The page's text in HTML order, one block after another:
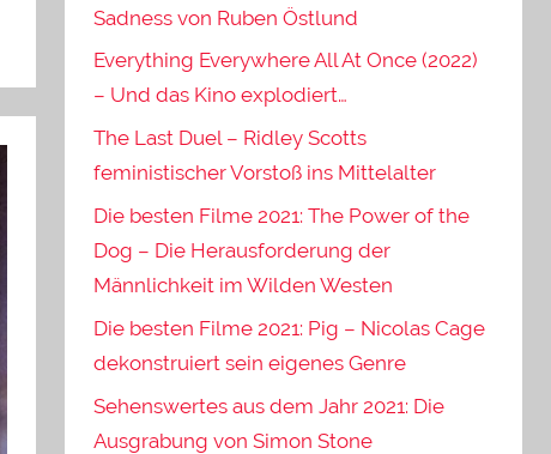
Sadness von Ruben Östlund
Everything Everywhere All At Once (2022)
– Und das Kino explodiert…
The Last Duel – Ridley Scotts
feministischer Vorstoß ins Mittelalter
Die besten Filme 2021: The Power of the
Dog – Die Herausforderung der
Männlichkeit im Wilden Westen
Die besten Filme 2021: Pig – Nicolas Cage
dekonstruiert sein eigenes Genre
Sehenswertes aus dem Jahr 2021: Die
Ausgrabung von Simon Stone